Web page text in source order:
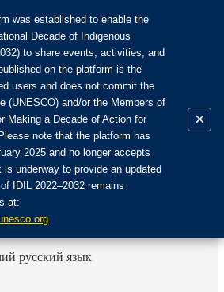
русский язык
was established to enable the
Decade of Indigenous
to share events, activities, and
on the platform is the
users and does not commit the
(UNESCO) and/or the Members of
Making a Decade of Action for
note that the platform has
2025 and no longer accepts
underway to provide an updated
IDIL 2022–2032 remains
at:
.
×